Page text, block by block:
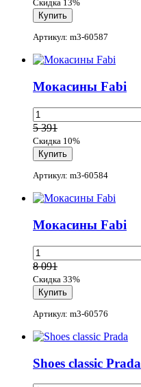
Скидка 13%
Артикул: m3-60587
Мокасины Fabi
5 391
Скидка 10%
Артикул: m3-60584
Мокасины Fabi
8 091
Скидка 33%
Артикул: m3-60576
Shoes classic Prada